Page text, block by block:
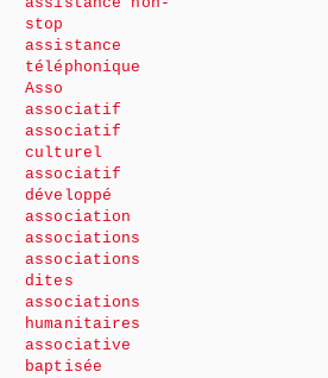
stop
assistance
téléphonique
Asso
associatif
associatif
culturel
associatif
développé
association
associations
associations
dites
associations
humanitaires
associative
baptisée